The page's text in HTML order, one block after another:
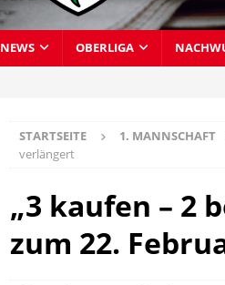
NEWS OBERLIGA
STARTSEITE 1. MANNSCHAFT
verlängert
„3 kaufen – 2
zum 22.